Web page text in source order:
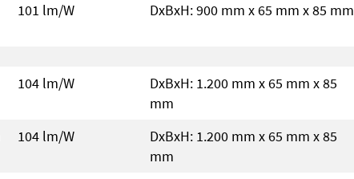
101 lm/W DxBxH: 900 mm x 65 mm x 85 mm
104 lm/W
DxBxH: 1.200 mm x 65 mm x 85
mm
104 lm/W
DxBxH: 1.200 mm x 65 mm x 85
mm